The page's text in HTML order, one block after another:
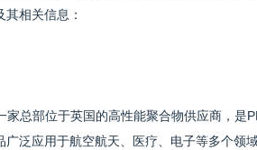
其相关信息：
家总部位于英国的高性能聚合物供应商，是
广泛应用于航空航天、医疗、电子等多个领